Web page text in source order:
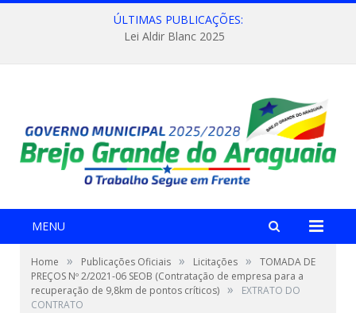
ÚLTIMAS PUBLICAÇÕES:
Lei Aldir Blanc 2025
MENU
Home » Publicações Oficiais » Licitações »
TOMADA DE
PREÇOS Nº 2/2021-06 SEOB (Contratação de empresa para a
recuperação de 9,8km de pontos críticos) »
EXTRATO DO
CONTRATO